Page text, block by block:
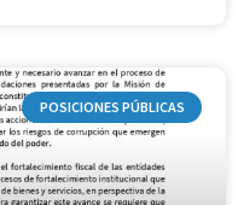
POSICIONES PÚBLICAS